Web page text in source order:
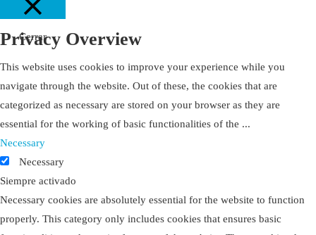
Cerrar
Privacy Overview
This website uses cookies to improve your experience while you
navigate through the website. Out of these, the cookies that are
categorized as necessary are stored on your browser as they are
essential for the working of basic functionalities of the ...
Necessary
Necessary
Siempre activado
Necessary cookies are absolutely essential for the website to function
properly. This category only includes cookies that ensures basic